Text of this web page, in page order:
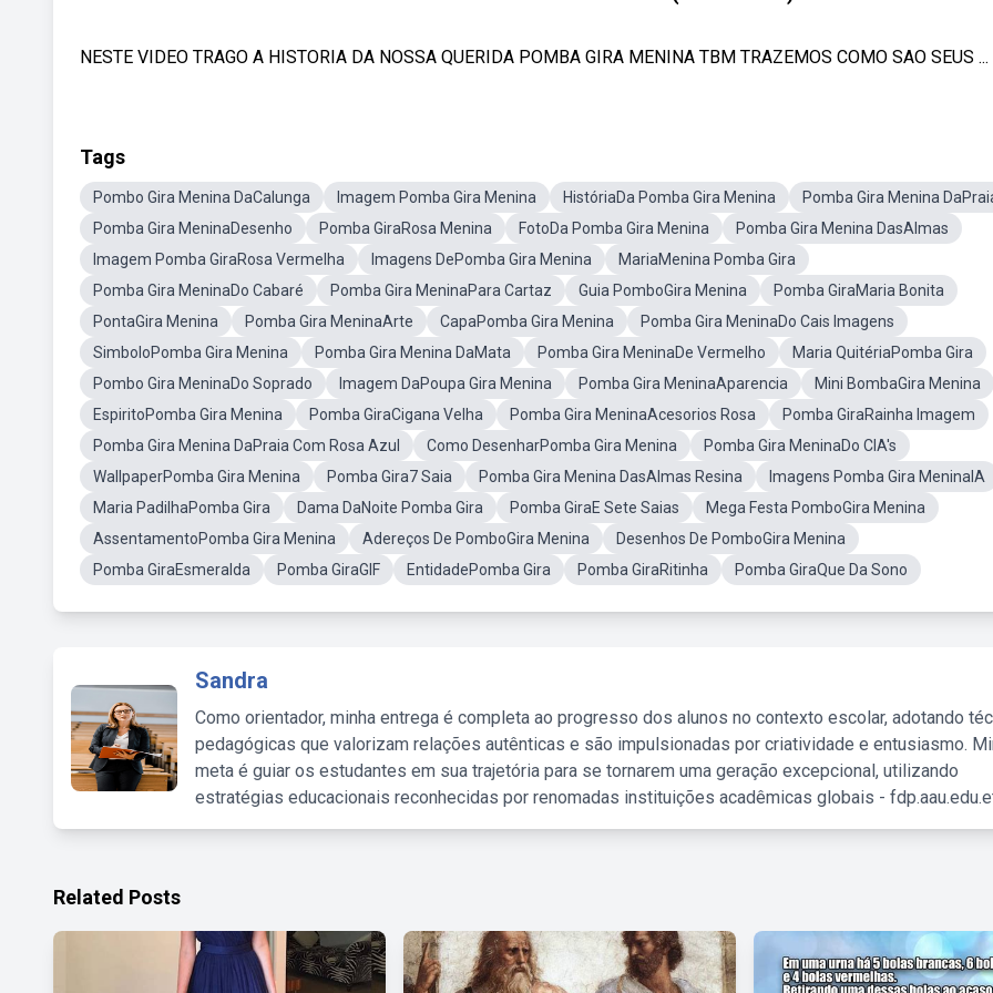
NESTE VIDEO TRAGO A HISTORIA DA NOSSA QUERIDA POMBA GIRA MENINA TBM TRAZEMOS COMO SAO SEUS ...
Tags
Pombo Gira Menina DaCalunga Imagem Pomba Gira Menina HistóriaDa Pomba Gira Menina
Pomba Gira Menina
Pomba Gira MeninaDesenho
Pomba GiraRosa Menina FotoDa Pomba Gira Menina
Pomba Gira Menina DasAlmas
Imagem Pomba GiraRosa Vermelha
Imagens DePomba Gira Menina
MariaMenina Pomba Gira
Pomba Gira MeninaDo Cabaré
Pomba Gira MeninaPara Cartaz Guia PomboGira Menina
Pomba GiraMaria Bonita
PontaGira Menina
Pomba Gira MeninaArte CapaPomba Gira Menina
Pomba Gira MeninaDo Cais Imagens
SimboloPomba Gira Menina
Pomba Gira Menina DaMata Pomba Gira MeninaDe Vermelho
Maria QuitériaPomba Gira
Pombo Gira MeninaDo Soprado
Imagem DaPoupa Gira Menina Pomba Gira MeninaAparencia
Mini BombaGira Menina
EspiritoPomba Gira Menina
Pomba GiraCigana Velha Pomba Gira MeninaAcesorios Rosa
Pomba GiraRainha Imagem
Pomba Gira Menina DaPraia Com Rosa Azul
Como DesenharPomba Gira Menina
Pomba Gira MeninaDo CIA's
WallpaperPomba Gira Menina
Pomba Gira7 Saia Pomba Gira Menina DasAlmas Resina
Imagens Pomba Gira MeninaIA
Maria PadilhaPomba Gira
Dama DaNoite Pomba Gira Pomba GiraE Sete Saias
Mega Festa PomboGira Menina
AssentamentoPomba Gira Menina
Adereços De PomboGira Menina
Desenhos De PomboGira Menina
Pomba GiraEsmeralda
Pomba GiraGIF EntidadePomba Gira Pomba GiraRitinha Pomba GiraQue Da Sono
Sandra
Como orientador, minha entrega é completa ao progresso dos alunos no contexto escolar, adotando
pedagógicas que valorizam relações autênticas e são impulsionadas por criatividade e entusiasmo.
meta é guiar os estudantes em sua trajetória para se tornarem uma geração excepcional, utilizando
estratégias educacionais reconhecidas por renomadas instituições acadêmicas globais -
Related Posts